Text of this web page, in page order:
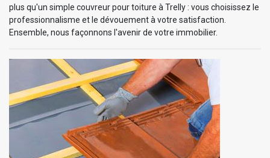
plus qu'un simple couvreur pour toiture à Trelly : vous choisissez le
professionnalisme et le dévouement à votre satisfaction.
Ensemble, nous façonnons l'avenir de votre immobilier.